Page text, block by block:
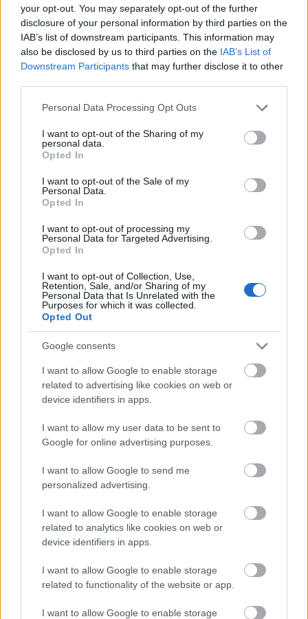
your opt-out. You may separately opt-out of the further
disclosure of your personal information by third parties on the
IAB’s list of downstream participants. This information may
also be disclosed by us to third parties on the IAB’s List of
Downstream Participants that may further disclose it to other
Please note that this website/app uses one or more Google
not limited to your visit or usage behaviour. You may click to
grant or deny consent to Google and its third-party tags to
use your data for below specified purposes in below Google
consent section.
Personal Data Processing Opt Outs
I want to opt-out of the Sharing of my
personal data.
Opted In
I want to opt-out of the Sale of my
Personal Data.
Opted In
I want to opt-out of processing my
Personal Data for Targeted Advertising.
Opted In
I want to opt-out of Collection, Use,
Retention, Sale, and/or Sharing of my
Personal Data that Is Unrelated with the
Purposes for which it was collected.
Opted Out
Google consents
I want to allow Google to enable storage
related to advertising like cookies on web or
device identifiers in apps.
I want to allow my user data to be sent to
Google for online advertising purposes.
I want to allow Google to send me
personalized advertising.
I want to allow Google to enable storage
related to analytics like cookies on web or
device identifiers in apps.
I want to allow Google to enable storage
related to functionality of the website or app.
I want to allow Google to enable storage
Feliratkozom a hírlevélre és elfogadom azadatvédelmi
szabályzatot!
FELIRATKOZÁS
LEGFRISSEBB
Országos hírek
MEGÉRKEZETT AZ ESŐ A DUNA
Országos hírek
KECSKEMÉTEN IS SZAKIRÁNYÚ
TOVÁBBKÉPZÉSEKKEL ERŐSÍT A GÁL FERENC
Országos hírek
szúnyoginvázió elkerülésében
Országos hírek
TÚLFOGYASZTÁS NAPJA - JÚLIUS 30-RA
FELHASZNÁLTA AZ EMBERISÉG A FÖLD EGÉSZ
ÉVRE ELEGENDŐ ERŐFORRÁSAIT
HIRDETÉS
HIRDETÉS
HIRDETÉS